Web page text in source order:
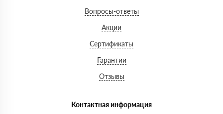
Вопросы-ответы
Акции
Сертификаты
Гарантии
Отзывы
Контактная информация